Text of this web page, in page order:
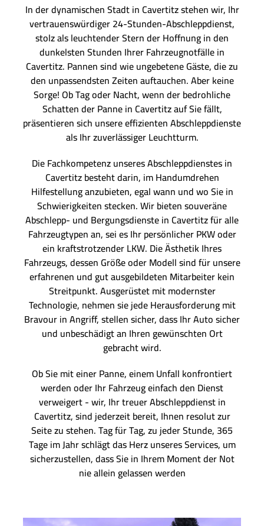
In der dynamischen Stadt in Cavertitz stehen wir, Ihr
vertrauenswürdiger 24-Stunden-Abschleppdienst,
stolz als leuchtender Stern der Hoffnung in den
dunkelsten Stunden Ihrer Fahrzeugnotfälle in
Cavertitz. Pannen sind wie ungebetene Gäste, die zu
den unpassendsten Zeiten auftauchen. Aber keine
Sorge! Ob Tag oder Nacht, wenn der bedrohliche
Schatten der Panne in Cavertitz auf Sie fällt,
präsentieren sich unsere effizienten Abschleppdienste
als Ihr zuverlässiger Leuchtturm.
Die Fachkompetenz unseres Abschleppdienstes in
Cavertitz besteht darin, im Handumdrehen
Hilfestellung anzubieten, egal wann und wo Sie in
Schwierigkeiten stecken. Wir bieten souveräne
Abschlepp- und Bergungsdienste in Cavertitz für alle
Fahrzeugtypen an, sei es Ihr persönlicher PKW oder
ein kraftstrotzender LKW. Die Ästhetik Ihres
Fahrzeugs, dessen Größe oder Modell sind für unsere
erfahrenen und gut ausgebildeten Mitarbeiter kein
Streitpunkt. Ausgerüstet mit modernster
Technologie, nehmen sie jede Herausforderung mit
Bravour in Angriff, stellen sicher, dass Ihr Auto sicher
und unbeschädigt an Ihren gewünschten Ort
gebracht wird.
Ob Sie mit einer Panne, einem Unfall konfrontiert
werden oder Ihr Fahrzeug einfach den Dienst
verweigert - wir, Ihr treuer Abschleppdienst in
Cavertitz, sind jederzeit bereit, Ihnen resolut zur
Seite zu stehen. Tag für Tag, zu jeder Stunde, 365
Tage im Jahr schlägt das Herz unseres Services, um
sicherzustellen, dass Sie in Ihrem Moment der Not
nie allein gelassen werden